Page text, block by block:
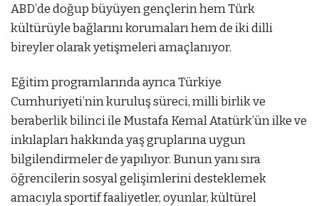
ABD’de doğup büyüyen gençlerin hem Türk
kültürüyle bağlarını korumaları hem de iki dilli
bireyler olarak yetişmeleri amaçlanıyor.
Eğitim programlarında ayrıca Türkiye
Cumhuriyeti’nin kuruluş süreci, milli birlik ve
beraberlik bilinci ile Mustafa Kemal Atatürk’ün ilke ve
inkılapları hakkında yaş gruplarına uygun
bilgilendirmeler de yapılıyor. Bunun yanı sıra
öğrencilerin sosyal gelişimlerini desteklemek
amacıyla sportif faaliyetler, oyunlar, kültürel